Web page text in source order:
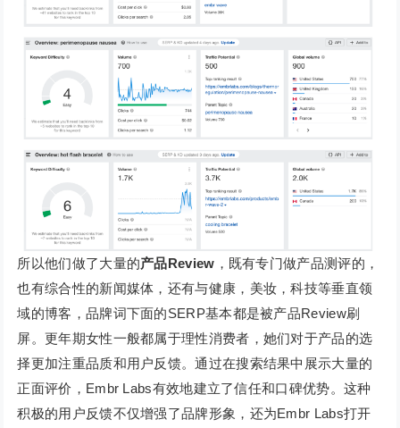
所以他们做了大量的产品Review ，既有专门做产品测评的，
也有综合性的新闻媒体，还有与健康，美妆，科技等垂直领
域的博客，品牌词下面的SERP基本都是被产品Review刷
屏。更年期女性一般都属于理性消费者，她们对于产品的选
择更加注重品质和用户反馈。通过在搜索结果中展示大量的
正面评价，Embr Labs有效地建立了信任和口碑优势。这种
积极的用户反馈不仅增强了品牌形象，还为Embr Labs打开